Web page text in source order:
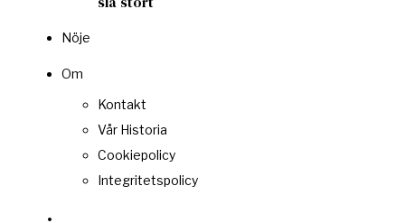
Nöje
Om
Kontakt
Vår Historia
Cookiepolicy
Integritetspolicy